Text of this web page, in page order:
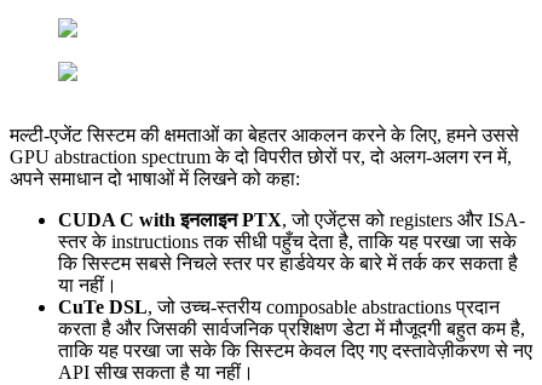
मल्टी-एजेंट सिस्टम की क्षमताओं का बेहतर आकलन करने के लिए, हमने उससे
GPU abstraction spectrum के दो विपरीत छोरों पर, दो अलग-अलग रन में,
अपने समाधान दो भाषाओं में लिखने को कहा:
CUDA C with इनलाइन PTX, जो एजेंट्स को registers और ISA-
स्तर के instructions तक सीधी पहुँच देता है, ताकि यह परखा जा सके
कि सिस्टम सबसे निचले स्तर पर हार्डवेयर के बारे में तर्क कर सकता है
या नहीं।
CuTe DSL, जो उच्च-स्तरीय composable abstractions प्रदान
करता है और जिसकी सार्वजनिक प्रशिक्षण डेटा में मौजूदगी बहुत कम है,
ताकि यह परखा जा सके कि सिस्टम केवल दिए गए दस्तावेज़ीकरण से नए
API सीख सकता है या नहीं।